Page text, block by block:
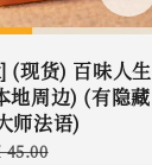
(现货) 百味人生
地周边) (有隐藏
师法语)
45.00